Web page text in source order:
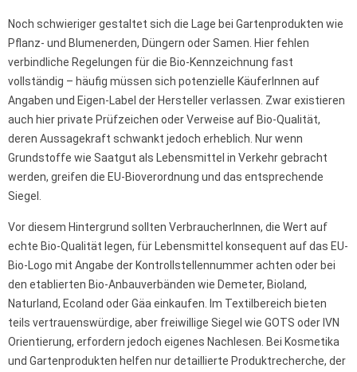
Noch schwieriger gestaltet sich die Lage bei Gartenprodukten wie
Pflanz- und Blumenerden, Düngern oder Samen. Hier fehlen
verbindliche Regelungen für die Bio-Kennzeichnung fast
vollständig – häufig müssen sich potenzielle KäuferInnen auf
Angaben und Eigen-Label der Hersteller verlassen. Zwar existieren
auch hier private Prüfzeichen oder Verweise auf Bio-Qualität,
deren Aussagekraft schwankt jedoch erheblich. Nur wenn
Grundstoffe wie Saatgut als Lebensmittel in Verkehr gebracht
werden, greifen die EU-Bioverordnung und das entsprechende
Siegel.
Vor diesem Hintergrund sollten VerbraucherInnen, die Wert auf
echte Bio-Qualität legen, für Lebensmittel konsequent auf das EU-
Bio-Logo mit Angabe der Kontrollstellennummer achten oder bei
den etablierten Bio-Anbauverbänden wie Demeter, Bioland,
Naturland, Ecoland oder Gäa einkaufen. Im Textilbereich bieten
teils vertrauenswürdige, aber freiwillige Siegel wie GOTS oder IVN
Orientierung, erfordern jedoch eigenes Nachlesen. Bei Kosmetika
und Gartenprodukten helfen nur detaillierte Produktrecherche, der